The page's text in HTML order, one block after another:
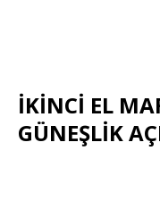
İKİNCİ EL
GÜNEŞLİK